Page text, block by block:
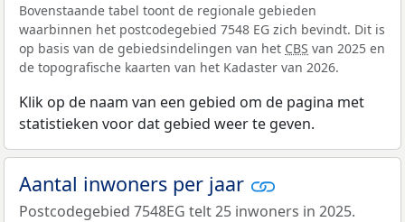
Bovenstaande tabel toont de regionale gebieden
waarbinnen het postcodegebied 7548 EG zich bevindt. Dit is
op basis van de gebiedsindelingen van het CBS van 2025 en
de topografische kaarten van het Kadaster van 2026.
Klik op de naam van een gebied om de pagina met
statistieken voor dat gebied weer te geven.
Aantal inwoners per jaar
Postcodegebied 7548EG telt 25 inwoners in 2025.